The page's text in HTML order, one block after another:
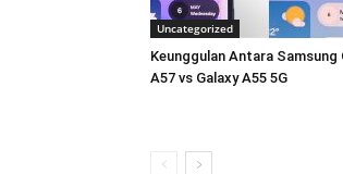
Uncategorized
Keunggulan Antara Samsung
A57 vs Galaxy A55 5G